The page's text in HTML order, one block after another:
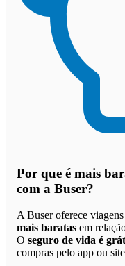
Por que é mais
com a Buser?
A Buser oferece
mais baratas em
O seguro de vida é
compras pelo app ou